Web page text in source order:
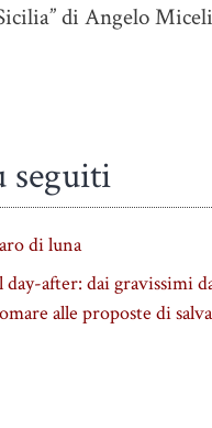
di Angelo
seguiti
di luna
day-after: dai gravissimi
alle proposte di